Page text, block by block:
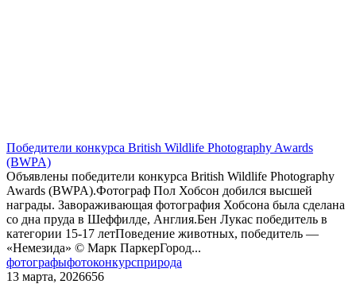
Победители конкурса British Wildlife Photography Awards
(BWPA)
Объявлены победители конкурса British Wildlife Photography
Awards (BWPA).Фотограф Пол Хобсон добился высшей
награды. Завораживающая фотография Хобсона была сделана
со дна пруда в Шеффилде, Англия.Бен Лукас победитель в
категории 15-17 летПоведение животных, победитель —
«Немезида» © Марк ПаркерГород...
фотографыфотоконкурсприрода
13 марта, 2026656